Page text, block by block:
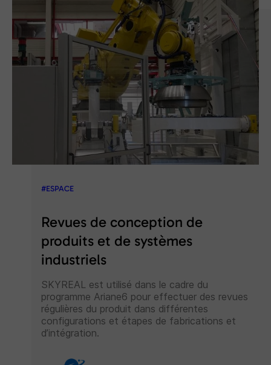
#ESPACE
Revues de conception de
produits et de systèmes
industriels
SKYREAL est utilisé dans le cadre du
programme Ariane6 pour effectuer des revues
régulières du produit dans différentes
configurations et étapes de fabrications et
d’intégration.